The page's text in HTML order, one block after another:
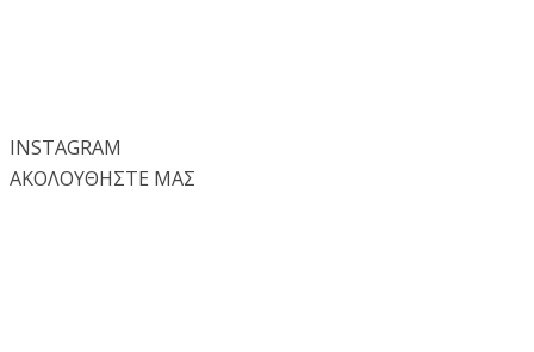
INSTAGRAM
ΑΚΟΛΟΥΘΗΣΤΕ ΜΑΣ